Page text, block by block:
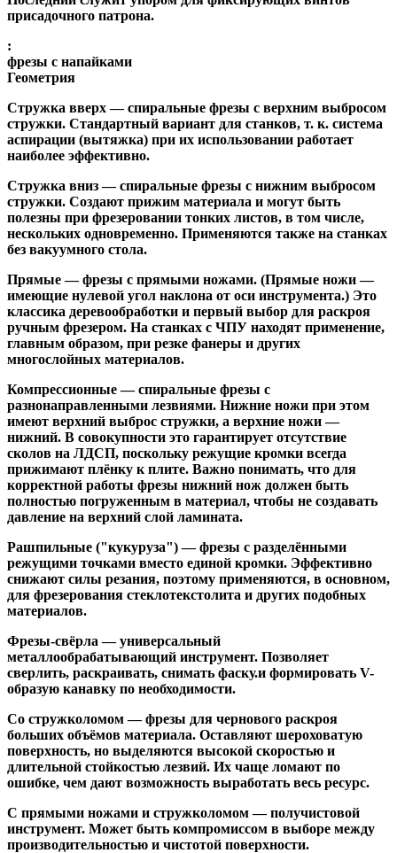
присадочного патрона.
:
фрезы с напайками
Геометрия
Стружка вверх— спиральные фрезы с верхним выбросом
стружки. Стандартный вариант для станков, т. к. система
аспирации (вытяжка) при их использовании работает
наиболее эффективно.
Стружка вниз— спиральные фрезы с нижним выбросом
стружки. Создают прижим материала и могут быть
полезны при фрезеровании тонких листов, в том числе,
нескольких одновременно. Применяются также на станках
без вакуумного стола.
Прямые— фрезы с прямыми ножами. (Прямые ножи —
имеющие нулевой угол наклона от оси инструмента.) Это
классика деревообработки и первый выбор для раскроя
ручным фрезером. На станках с ЧПУ находят применение,
главным образом, при резке фанеры и других
многослойных материалов.
Компрессионные— спиральные фрезы с
разнонаправленными лезвиями. Нижние ножи при этом
имеют верхний выброс стружки, а верхние ножи —
нижний. В совокупности это гарантирует отсутствие
сколов на ЛДСП, поскольку режущие кромки всегда
прижимают плёнку к плите. Важно понимать, что для
корректной работы фрезы нижний нож должен быть
полностью погруженным в материал, чтобы не создавать
давление на верхний слой ламината.
Рашпильные ("кукуруза")— фрезы с разделёнными
режущими точками вместо единой кромки. Эффективно
снижают силы резания, поэтому применяются, в основном,
для фрезерования стеклотекстолита и других подобных
материалов.
Фрезы-свёрла — универсальный
металлообрабатывающий инструмент. Позволяет
сверлить, раскраивать, снимать фаску.и формировать V-
образую канавку по необходимости.
Со стружколомом— фрезы для чернового раскроя
больших объёмов материала. Оставляют шероховатую
поверхность, но выделяются высокой скоростью и
длительной стойкостью лезвий. Их чаще ломают по
ошибке, чем дают возможность выработать весь ресурс.
С прямыми ножами и стружколомом— получистовой
инструмент. Может быть компромиссом в выборе между
производительностью и чистотой поверхности.